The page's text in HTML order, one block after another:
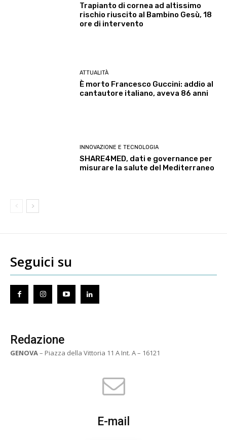
Trapianto di cornea ad altissimo
rischio riuscito al Bambino Gesù, 18
ore di intervento
ATTUALITÀ
È morto Francesco Guccini: addio al
cantautore italiano, aveva 86 anni
INNOVAZIONE E TECNOLOGIA
SHARE4MED, dati e governance per
misurare la salute del Mediterraneo
Seguici su
Redazione
GENOVA– Piazza della Vittoria 11 A Int. A – 16121
E-mail